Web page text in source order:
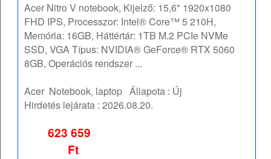
Acer Nitro V notebook, Kijelző: 15,6" 1920x1080
FHD IPS, Processzor: Intel® Core™ 5 210H,
Memória: 16GB, Háttértár: 1TB M.2 PCIe NVMe
SSD, VGA Típus: NVIDIA® GeForce® RTX 5060
8GB, Operációs rendszer ...
Acer Notebook, laptop Állapota : Új
Hirdetés lejárata :2026.08.20.
623 659
Ft